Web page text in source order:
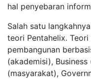
hal penyebaran
Salah satu
teori Pentahelix.
pembangunan
(akademisi),
(masyarakat),